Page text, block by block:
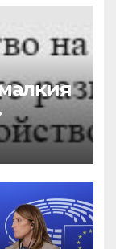
се
лв. от
г.